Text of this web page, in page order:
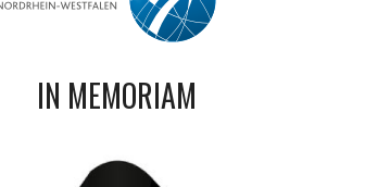
IN MEMORIAM